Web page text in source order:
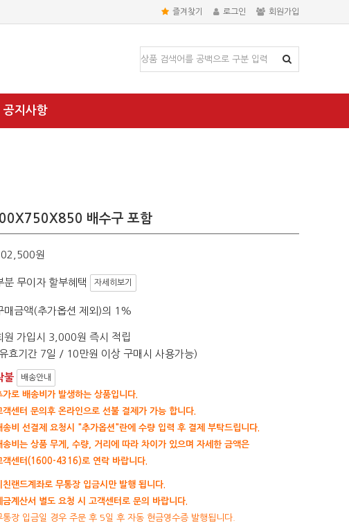
즐겨찾기 로그인 회원가입
공지사항
배수구 포함
원
분 무이자 할부혜택 자세히보기
매금액(추가옵션 제외)의 1%
원 가입시 3,000원 즉시 적립
효기간 7일 / 10만원 이상 구매시 사용가능)
불 배송안내
가로 배송비가 발생하는 상품입니다.
객센터 문의후 온라인으로 선불 결제가 가능 합니다.
송비 선결제 요청시 "추가옵션"란에 수량 입력 후 결제 부탁드립니다.
송비는 상품 무게, 수량, 거리에 따라 차이가 있으며 자세한 금액은
객센터(1600-4316)로 연락 바랍니다.
친랜드계좌로 무통장 입금시만 발행 됩니다.
금계산서 별도 요청 시 고객센터로 문의 바랍니다.
통장 입금일 경우 주문 후 5일 후 자동 현금영수증 발행됩니다.